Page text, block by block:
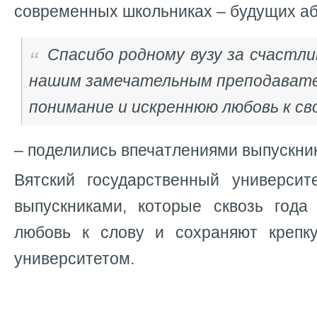
современных школьниках – будущих
Спасибо родному вузу за
нашим замечательным
понимание и искреннюю любовь к
– поделились впечатлениями
Вятский государственный
выпускниками, которые сквозь
любовь к слову и сохраняют
университетом.